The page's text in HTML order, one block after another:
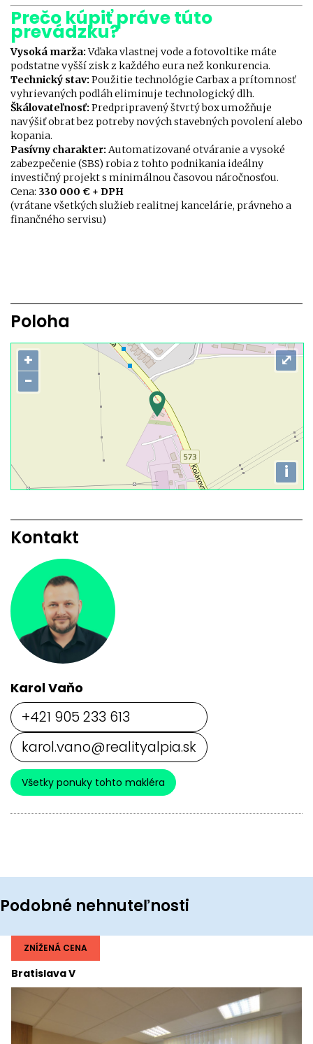
Prečo kúpiť práve túto
prevádzku?
Vysoká marža:Vďaka vlastnej vode a fotovoltike máte
podstatne vyšší zisk z každého eura než konkurencia.
Technický stav: Použitie technológie Carbax a prítomnosť
vyhrievaných podláh eliminuje technologický dlh.
Škálovateľnosť: Predpripravený štvrtý box umožňuje
navýšiť obrat bez potreby nových stavebných povolení alebo
kopania.
Pasívny charakter: Automatizované otváranie a vysoké
zabezpečenie (SBS) robia z tohto podnikania ideálny
investičný projekt s minimálnou časovou náročnosťou.
Cena: 330 000 € + DPH
(vrátane všetkých služieb realitnej kancelárie, právneho a
finančného servisu)
Poloha
+
−
i
⤢
Kontakt
Karol Vaňo
+421 905 233 613
karol.vano@realityalpia.sk
Všetky ponuky tohto makléra
Podobné nehnuteľnosti
Bratislava V
ZNÍŽENÁ CENA